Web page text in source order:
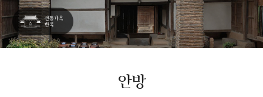
안방